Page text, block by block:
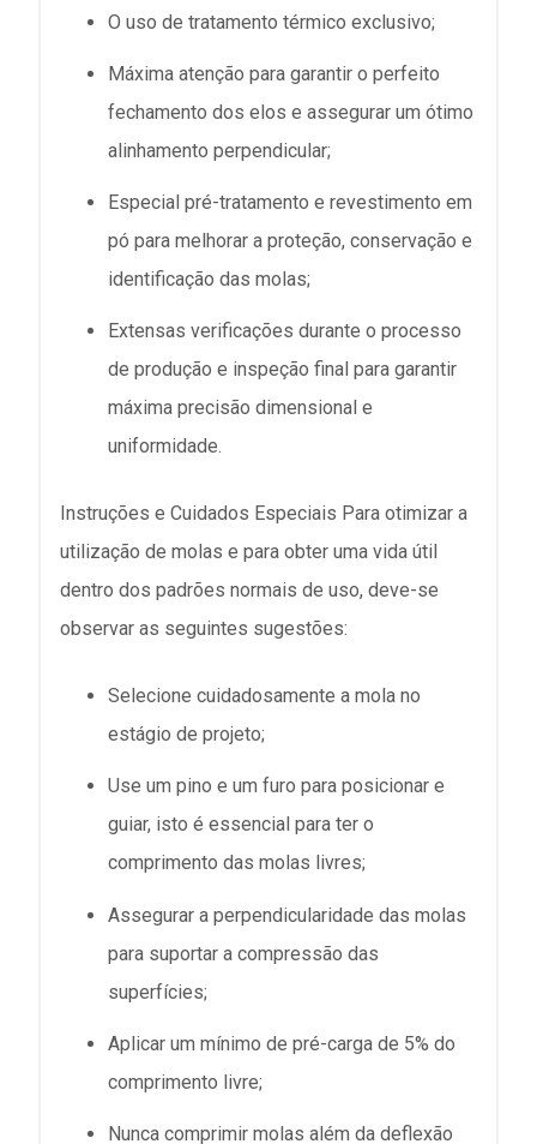
O uso de tratamento térmico exclusivo;
Máxima atenção para garantir o perfeito
fechamento dos elos e assegurar um ótimo
alinhamento perpendicular;
Especial pré-tratamento e revestimento em
pó para melhorar a proteção, conservação e
identificação das molas;
Extensas verificações durante o processo
de produção e inspeção final para garantir
máxima precisão dimensional e
uniformidade.
Instruções e Cuidados Especiais Para otimizar a
utilização de molas e para obter uma vida útil
dentro dos padrões normais de uso, deve-se
observar as seguintes sugestões:
Selecione cuidadosamente a mola no
estágio de projeto;
Use um pino e um furo para posicionar e
guiar, isto é essencial para ter o
comprimento das molas livres;
Assegurar a perpendicularidade das molas
para suportar a compressão das
superfícies;
Aplicar um mínimo de pré-carga de 5% do
comprimento livre;
Nunca comprimir molas além da deflexão